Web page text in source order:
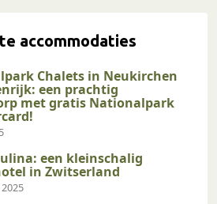
accommodaties
Chalets in Neukirchen
een prachtig
met gratis Nationalpark
een kleinschalig
in Zwitserland